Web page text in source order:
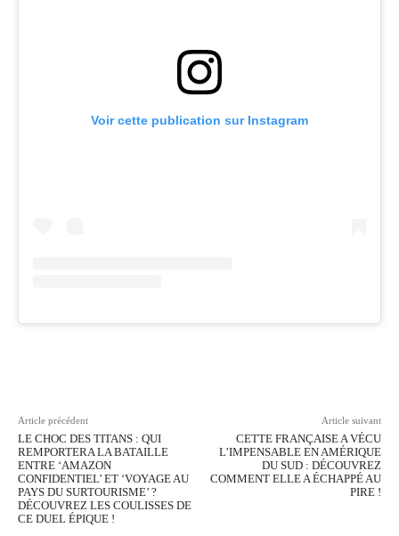
Voir cette publication sur Instagram
Article précédent
LE CHOC DES TITANS : QUI
REMPORTERA LA BATAILLE
ENTRE ‘AMAZON
CONFIDENTIEL’ ET ‘VOYAGE AU
PAYS DU SURTOURISME’ ?
DÉCOUVREZ LES COULISSES DE
CE DUEL ÉPIQUE !
Article suivant
CETTE FRANÇAISE A VÉCU
L’IMPENSABLE EN AMÉRIQUE
DU SUD : DÉCOUVREZ
COMMENT ELLE A ÉCHAPPÉ AU
PIRE !